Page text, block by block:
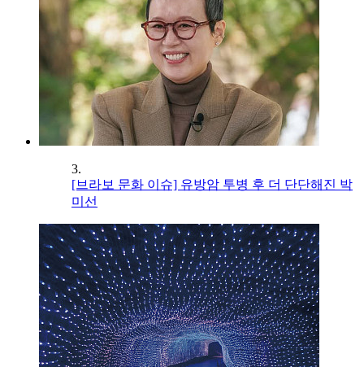
3.
[브라보 문화 이슈] 유방암 투병 후 더 단단해진 박
미선